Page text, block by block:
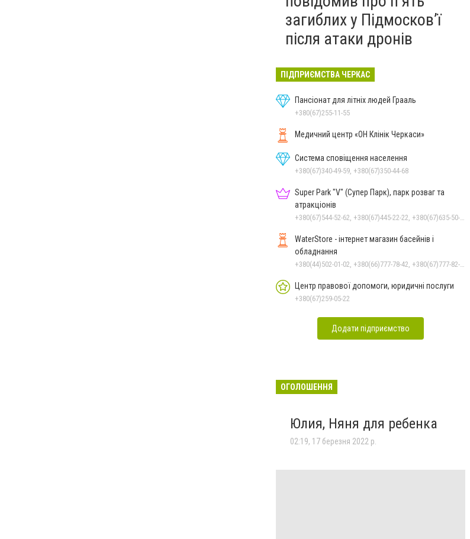
загиблих у Підмосков’ї
після атаки дронів
ПІДПРИЄМСТВА ЧЕРКАС
Пансіонат для літніх людей Грааль
+380(67)255-11-55
Медичний центр «ОН Клінік Черкаси»
Система сповіщення населення
+380(67)340-49-59, +380(67)350-44-68
Super Park "V" (Супер Парк), парк розваг та
атракціонів
+380(67)544-52-62, +380(67)445-22-22, +380(67)635-50-50
WaterStore - інтернет магазин басейнів і
обладнання
+380(44)502-01-02, +380(66)777-78-42, +380(67)777-82-19, +380(67)890-80-80, +380(73)890-80-80, +380(44)502-01-03
Центр правової допомоги, юридичні послуги
+380(67)259-05-22
Додати підприємство
ОГОЛОШЕННЯ
Юлия, Няня для ребенка
02:19, 17 березня 2022 р.